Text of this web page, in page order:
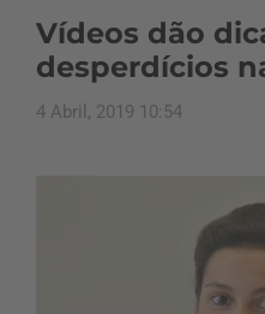
Vídeos dão
desperdícios
4 Abril, 2019 10:54